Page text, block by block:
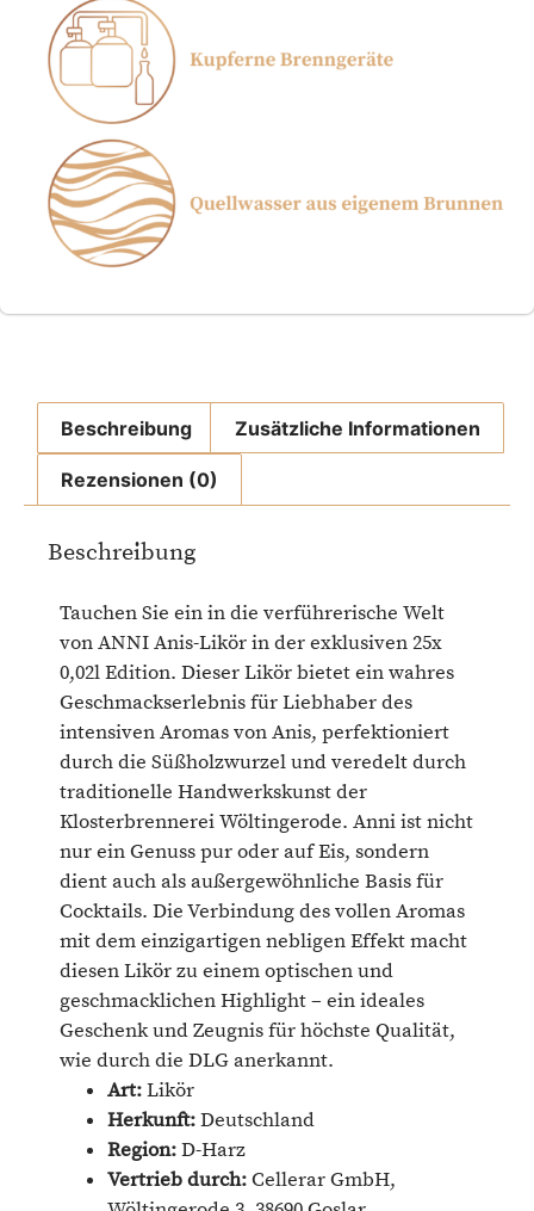
Beschreibung Zusätzliche Informationen
Rezensionen (0)
Beschreibung
Tauchen Sie ein in die verführerische Welt
von ANNI Anis-Likör in der exklusiven 25x
0,02l Edition. Dieser Likör bietet ein wahres
Geschmackserlebnis für Liebhaber des
intensiven Aromas von Anis, perfektioniert
durch die Süßholzwurzel und veredelt durch
traditionelle Handwerkskunst der
Klosterbrennerei Wöltingerode. Anni ist nicht
nur ein Genuss pur oder auf Eis, sondern
dient auch als außergewöhnliche Basis für
Cocktails. Die Verbindung des vollen Aromas
mit dem einzigartigen nebligen Effekt macht
diesen Likör zu einem optischen und
geschmacklichen Highlight – ein ideales
Geschenk und Zeugnis für höchste Qualität,
wie durch die DLG anerkannt.
Art:Likör
Herkunft:Deutschland
Region:D-Harz
Vertrieb durch:Cellerar GmbH,